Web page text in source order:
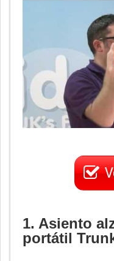
1. Asiento
portátil